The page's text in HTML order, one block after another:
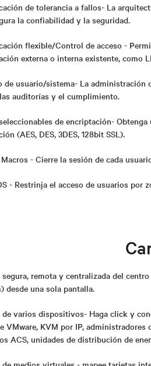
de tolerancia a fallos- La
la confiabilidad y la seguridad.
flexible/Control de acceso -
externa o interna existente, como
de usuario/sistema- La
auditorías y el cumplimiento.
de encriptación-
(AES, DES, 3DES, 128bit SSL).
- Cierre la sesión de cada
- Restrinja el acceso de usuarios por
segura, remota y centralizada del
desde una sola pantalla.
de varios dispositivos- Haga click y
VMware, KVM por IP,
ACS, unidades de distribución de